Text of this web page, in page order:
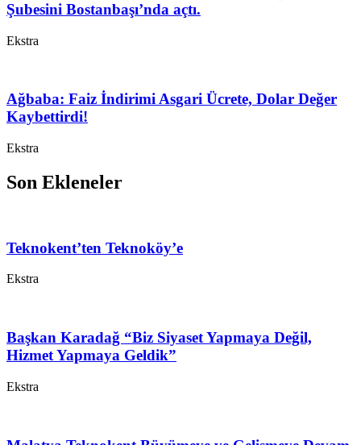
Şubesini Bostanbaşı’nda açtı.
Ekstra
Ağbaba: Faiz İndirimi Asgari Ücrete, Dolar Değer
Kaybettirdi!
Ekstra
Son Ekleneler
Teknokent’ten Teknoköy’e
Ekstra
Başkan Karadağ “Biz Siyaset Yapmaya Değil,
Hizmet Yapmaya Geldik”
Ekstra